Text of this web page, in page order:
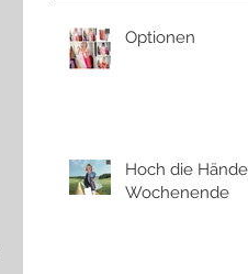
Optionen
Hoch die
Wochenende